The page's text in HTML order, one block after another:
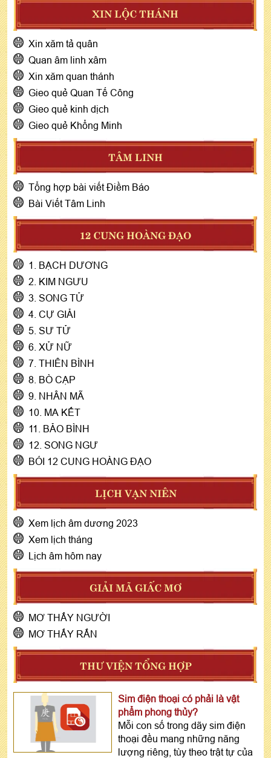
XIN LỘC THÁNH
Xin xăm tả quân
Quan âm linh xâm
Xin xăm quan thánh
Gieo quẻ Quan Tế Công
Gieo quẻ kinh dịch
Gieo quẻ Khổng Minh
TÂM LINH
Tổng hợp bài viết Điềm Báo
Bài Viết Tâm Linh
12 CUNG HOÀNG ĐẠO
1. BẠCH DƯƠNG
2. KIM NGƯU
3. SONG TỬ
4. CỰ GIẢI
5. SƯ TỬ
6. XỬ NỮ
7. THIÊN BÌNH
8. BÒ CẠP
9. NHÂN MÃ
10. MA KẾT
11. BẢO BÌNH
12. SONG NGƯ
BÓI 12 CUNG HOÀNG ĐẠO
LỊCH VẠN NIÊN
Xem lịch âm dương 2023
Xem lịch tháng
Lịch âm hôm nay
GIẢI MÃ GIẤC MƠ
MƠ THẤY NGƯỜI
MƠ THẤY RẮN
THƯ VIỆN TỔNG HỢP
Sim điện thoại có phải là vật
phẩm phong thủy?
Mỗi con số trong dãy sim điện
thoại đều mang những năng
lượng riêng, tùy theo trật tự của